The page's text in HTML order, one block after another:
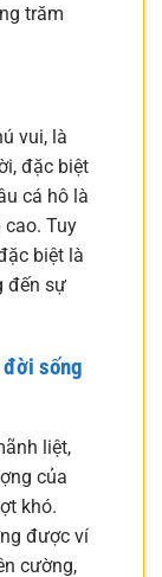
trăm
vui, là
đặc biệt
cá hô là
Tuy
biệt là
đến sự
đời sống
liệt,
của
khó.
được ví
cường,